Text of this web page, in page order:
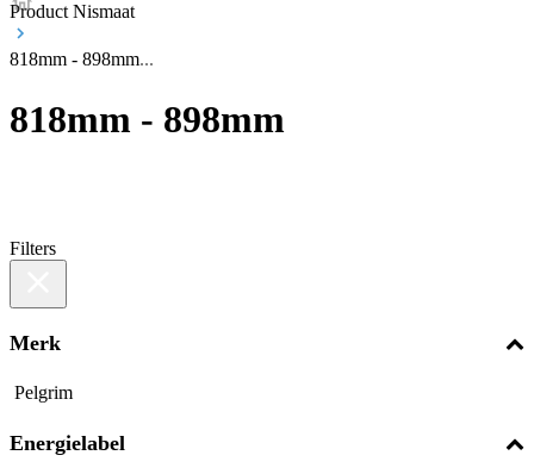
Product Nismaat
818mm - 898mm
818mm - 898mm
Filters
Merk
Pelgrim
Energielabel